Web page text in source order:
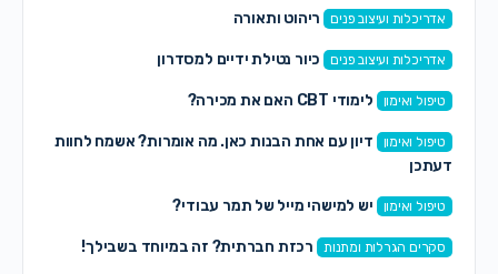
אדריכלות ועיצוב פנים ריהוט ותאורה
אדריכלות ועיצוב פנים כיור נטילת ידיים למסדרון
טיפול ואימון לימודי CBT האם את מכירה?
טיפול ואימון
דיון עם אחת הבנות כאן. מה אומרות? אשמח לחוות
דעתכן
טיפול ואימון יש למישהי מייל של תמר עבודי?
סקרים הגרלות ומתנות רכזת חברתית? זה במיוחד בשבילך!